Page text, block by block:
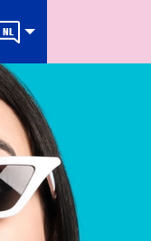
NL